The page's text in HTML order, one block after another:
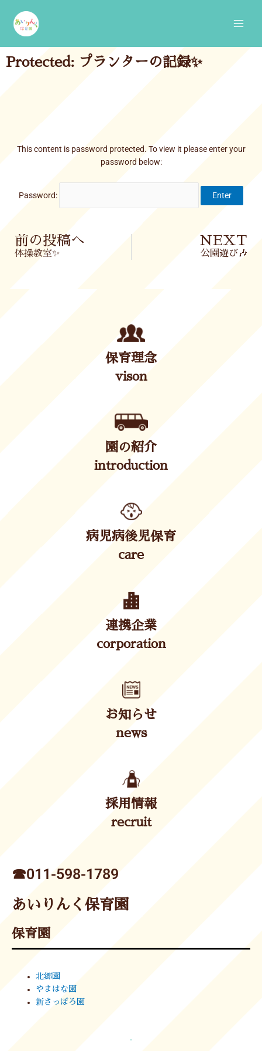
content
Protected: プランターの記録✨
This content is password protected. To view it please enter your
password below:
Password:
Prev
前の投稿へ
体操教室✨
NEXT
公園遊び🎶
保育理念
vison
園の紹介
introduction
病児病後児保育
care
連携企業
corporation
お知らせ
news
採用情報
recruit
☎︎011-598-1789
あいりんく保育園
保育園
北郷園
やまはな園
新さっぽろ園